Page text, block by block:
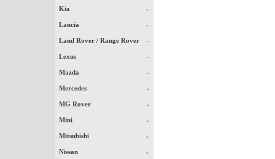
Kia
Lancia
Land Rover / Range Rover
Lexus
Mazda
Mercedes
MG Rover
Mini
Mitsubishi
Nissan